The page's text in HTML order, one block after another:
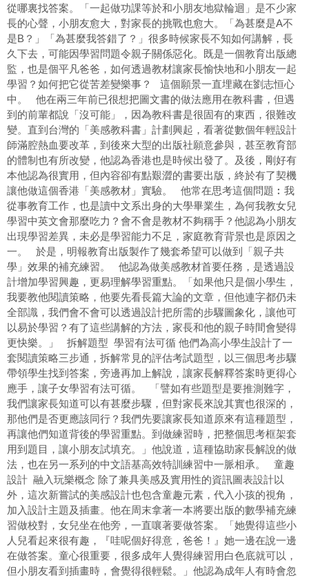
從哪裏找答案。「一起做功課等於和小朋友地獄輪迴」是不少家
長的心聲，小朋友愈大，對家長的挑戰也愈大。「為甚麼是A不
是B？」「為甚麼我答錯了？」很多時候家長不知如何講解，長
久下去，可能因學習問題令親子關係惡化。既是一個教育出版總
監，也是個平凡爸爸，如何透過教材讓家長愉快地和小朋友一起
學習？如何把它從苦差變樂事？ 這個願景一直埋藏在劉志恒心
中。 他在兩三年前已很想把圖文書的做法應用在教科書，但遇
到的前輩都說「沒可能」，因為教科書是很固有的東西，很難改
變。直到台灣的「美感教科書」計劃興起，看著從數個年輕設計
師滿腔熱血要改革，到後來大型的出版社願意參與，甚至教育部
的體制也有所改變，他認為香港也是時候出發了。及後，剛好有
本他認為很實用，但內容卻有點艱澀的書要出版，終於有了契機
讓他做這個香港「美感教材」實驗。 他常在思考這個問題︰我
從事教育工作，也是讀中文系出身的大學畢業生，為何我教女兒
學習中英文會那麼吃力？會不會是教材不夠稱手？他認為小朋友
出現學習差異，未必是學習能力不足，家庭教育背景也是原因之
一。 於是，明報教育出版製作了幾套希望可以做到「親子共
學」效果的補充練習。 他認為做美感教材首要任務，是透過設
計增加學習興趣，更易理解學習重點。「如果他只是個小學生，
我要教他閱讀策略，他要先看長篇大論的文章，但他連字都仍未
全部識，我們會不會可以透過設計把所需的步驟圖象化，讓他可
以易於學習？有了這些講解的方法，家長和他的親子時間會變得
更快樂。」 拆解題型 學習有法可循 他們為高小學生設計了一
套閱讀策略三步通，拆解常見的評估考試題型，以三個思考步驟
帶領學生找到答案，旁邊再加上解說，讓家長解釋答案時更得心
應手，讓子女學習有法可循。 「譬如有些題型是要推測難字，
我們讓家長知道可以有甚麼步驟，但對家長來說其實也很深的，
那他們是否更應該同行？我們先要讓家長知道原來有這種題型，
再讓他們知道背後的學習重點。到做練習時，把整個思考框架套
用到題目，讓小朋友試填充。」他說道，這種協助家長解說的做
法，也在另一系列的中文語基高效特訓練習中一脈相承。 童趣
設計 融入玩樂概念 除了兼具美感及實用性的資訊圖表設計以
外，這次新嘗試的美感設計也包含童趣元素，代入小孩的視角，
加入設計主題及插畫。他在周末拿著一本將要出版的數學補充練
習做校對，女兒坐在他旁，一直嚷著要做答案。「她覺得這些小
人兒看起來很有趣，『哇呢個好得意，爸爸！』她一邊在說一邊
在做答案。童心很重要，很多成年人覺得練習用白色底就可以，
但小朋友看到插畫時，會覺得很輕鬆。」他認為成年人有時會忽